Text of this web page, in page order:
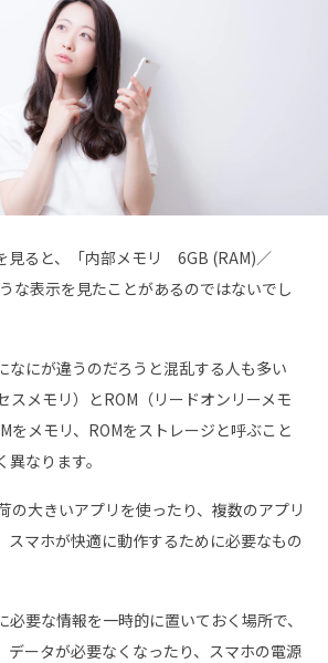
見ると、「内部メモリ 6GB (RAM)／
な表示を見たことがあるのではないでし
なにが違うのだろうと混乱する人も多い
スメモリ）とROM（リードオンリーメモ
をメモリ、ROMをストレージと呼ぶこと
なります。
の大きいアプリを使ったり、複数のアプリ
スマホが快適に動作するために必要なもの
要な情報を一時的に置いておく場所で、
データが必要なくなったり、スマホの電源